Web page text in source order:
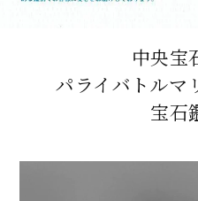
中央宝
パライバトルマ
宝石